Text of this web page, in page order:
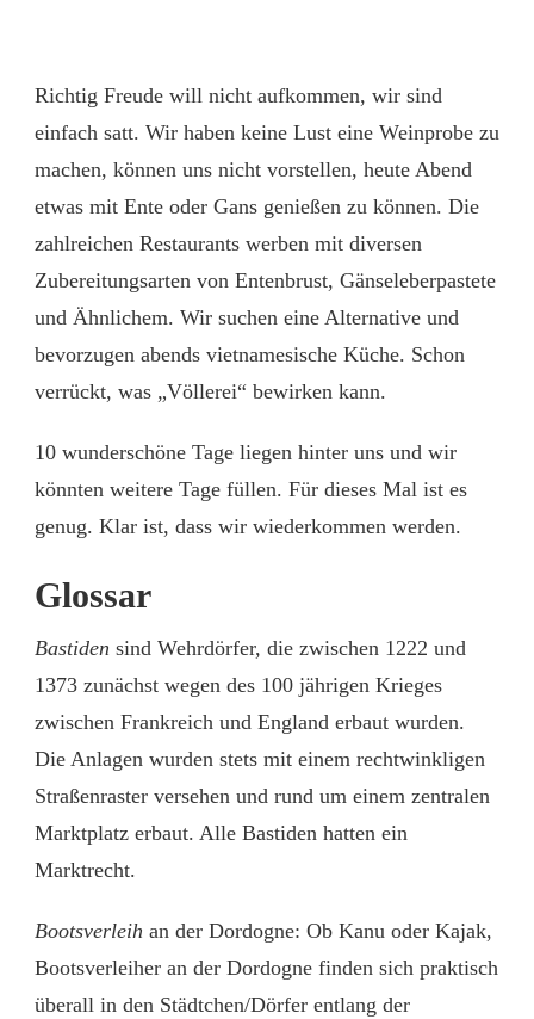
Richtig Freude will nicht aufkommen, wir sind
einfach satt. Wir haben keine Lust eine Weinprobe zu
machen, können uns nicht vorstellen, heute Abend
etwas mit Ente oder Gans genießen zu können. Die
zahlreichen Restaurants werben mit diversen
Zubereitungsarten von Entenbrust, Gänseleberpastete
und Ähnlichem. Wir suchen eine Alternative und
bevorzugen abends vietnamesische Küche. Schon
verrückt, was „Völlerei“ bewirken kann.
10 wunderschöne Tage liegen hinter uns und wir
könnten weitere Tage füllen. Für dieses Mal ist es
genug. Klar ist, dass wir wiederkommen werden.
Glossar
Bastiden sind Wehrdörfer, die zwischen 1222 und
1373 zunächst wegen des 100 jährigen Krieges
zwischen Frankreich und England erbaut wurden.
Die Anlagen wurden stets mit einem rechtwinkligen
Straßenraster versehen und rund um einem zentralen
Marktplatz erbaut. Alle Bastiden hatten ein
Marktrecht.
Bootsverleih an der Dordogne: Ob Kanu oder Kajak,
Bootsverleiher an der Dordogne finden sich praktisch
überall in den Städtchen/Dörfer entlang der